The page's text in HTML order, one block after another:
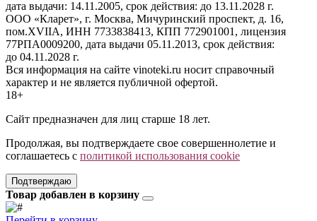
дата выдачи: 14.11.2005, срок действия: до 13.11.2028 г.
ООО «Кларет», г. Москва, Мичуринский проспект, д. 16,
пом.XVIIA, ИНН 7733838413, КПП 772901001, лицензия
77РПА0009200, дата выдачи 05.11.2013, срок действия:
до 04.11.2028 г.
Вся информация на сайте vinoteki.ru носит справочный
характер и не является публичной офертой.
18+
Сайт предназначен для лиц старше 18 лет.
Продолжая, вы подтверждаете свое совершеннолетие и
соглашаетесь с политикой использования cookie
Подтверждаю
Товар добавлен в корзину